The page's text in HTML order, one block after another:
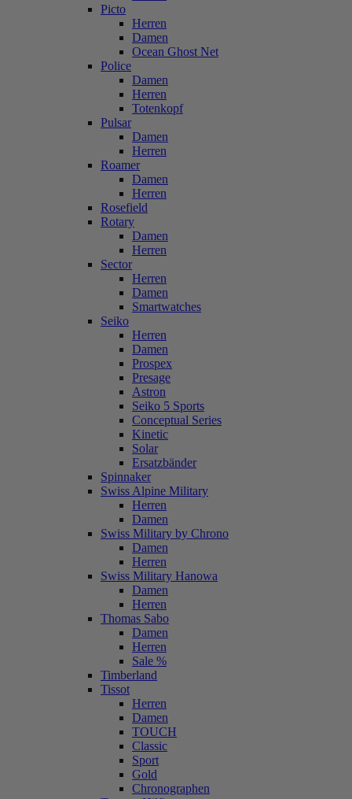
Picto
Herren
Damen
Ocean Ghost Net
Police
Damen
Herren
Totenkopf
Pulsar
Damen
Herren
Roamer
Damen
Herren
Rosefield
Rotary
Damen
Herren
Sector
Herren
Damen
Smartwatches
Seiko
Herren
Damen
Prospex
Presage
Astron
Seiko 5 Sports
Conceptual Series
Kinetic
Solar
Ersatzbänder
Spinnaker
Swiss Alpine Military
Herren
Damen
Swiss Military by Chrono
Damen
Herren
Swiss Military Hanowa
Damen
Herren
Thomas Sabo
Damen
Herren
Sale %
Timberland
Tissot
Herren
Damen
TOUCH
Classic
Sport
Gold
Chronographen